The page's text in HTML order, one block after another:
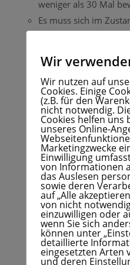
weniger als 30 Mal
Es muss sich im
versendet werden
(Hintergrund ist die
der Tester um die
verhindern.)
Das Listing muss eine
beinhalten.
Bei dem Produkt darf
handeln.
Außerdem darf es
handeln, sondern
sein. (Ausnahme sind
Produkte, z.B. Hüllen
Wir
Wir nutzen auf
Cookies. Einige
(z.B. für den
nicht notwendig.
Cookies helfen
unseres Online-
Marketingzwecke
Einwilligung
von Informationen
das Auslesen
sowie deren
auf „Alle
von nicht
einzuwilligen oder
wenn Sie sich
können unter
detaillierte
eingesetzten Arten
und deren